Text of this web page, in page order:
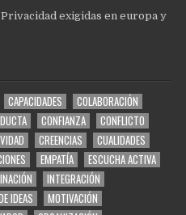
exigidas en europa y
CAPACIDADES
COLABORACIÓN
CONFIANZA
CONFLICTO
CREENCIAS
CUALIDADES
EMPATÍA
ESCUCHA ACTIVA
INTEGRACIÓN
IDEAS
MOTIVACIÓN